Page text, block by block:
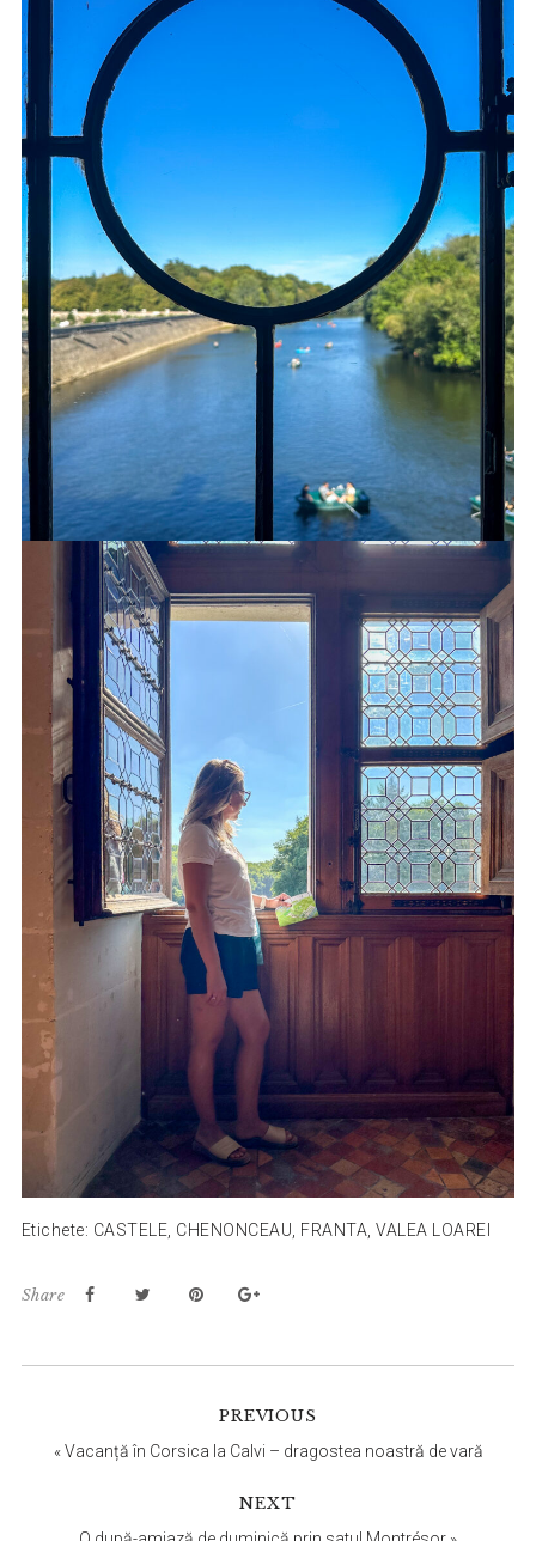
Etichete: CASTELE CHENONCEAU FRANTA ,VALEA LOAREI
Share
PREVIOUS
«Vacanță în Corsica la Calvi – dragostea noastră de vară
NEXT
Interactions